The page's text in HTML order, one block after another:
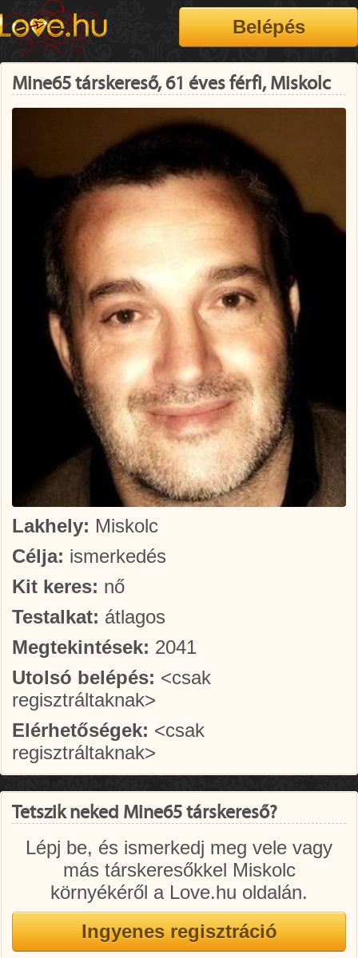
Mine65 társkereső, 61 éves férfi, Miskolc
Lakhely: Miskolc
Célja: ismerkedés
Kit keres: nő
Testalkat: átlagos
Megtekintések: 2041
Utolsó belépés: <csak
regisztráltaknak>
Elérhetőségek: <csak
regisztráltaknak>
Tetszik neked Mine65 társkereső?
Lépj be, és ismerkedj meg vele vagy
más társkeresőkkel Miskolc
környékéről a Love.hu oldalán.